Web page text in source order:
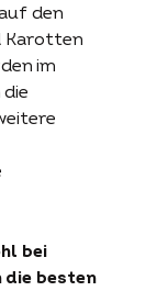
den
Karotten
im
bei
besten